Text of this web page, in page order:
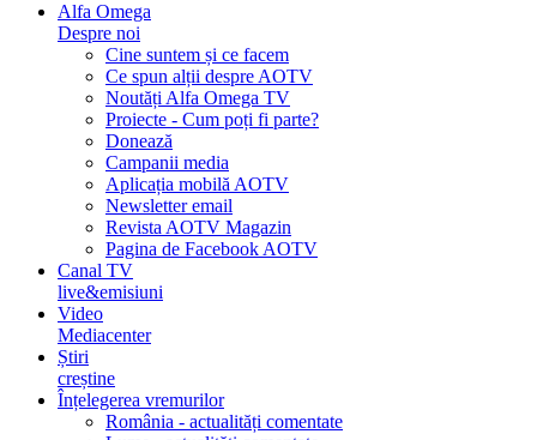
Alfa Omega
Despre noi
Cine suntem și ce facem
Ce spun alții despre AOTV
Noutăți Alfa Omega TV
Proiecte - Cum poți fi parte?
Donează
Campanii media
Aplicația mobilă AOTV
Newsletter email
Revista AOTV Magazin
Pagina de Facebook AOTV
Canal TV
live&emisiuni
Video
Mediacenter
Știri
creștine
Înțelegerea vremurilor
România - actualități comentate